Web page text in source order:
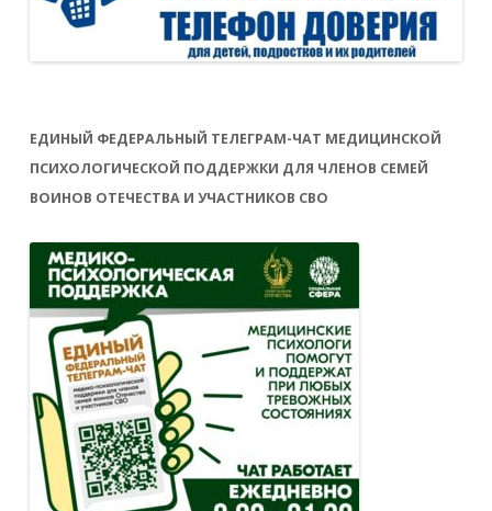
ЕДИНЫЙ ФЕДЕРАЛЬНЫЙ ТЕЛЕГРАМ-ЧАТ МЕДИЦИНСКОЙ
ПСИХОЛОГИЧЕСКОЙ ПОДДЕРЖКИ ДЛЯ ЧЛЕНОВ СЕМЕЙ
ВОИНОВ ОТЕЧЕСТВА И УЧАСТНИКОВ СВО